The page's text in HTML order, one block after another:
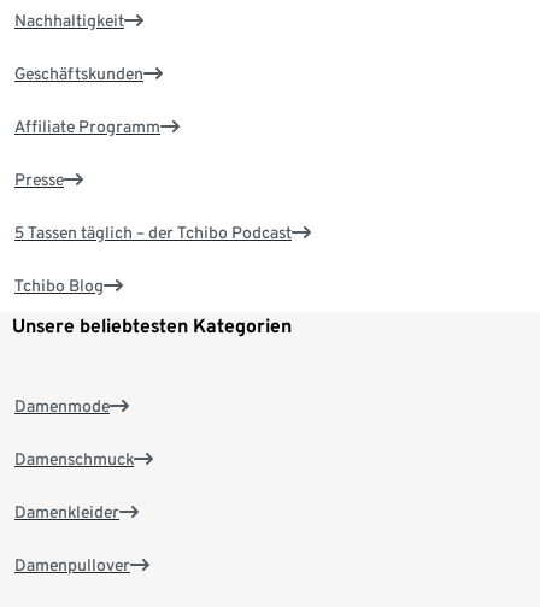
Nachhaltigkeit
Geschäftskunden
Affiliate Programm
Presse
5 Tassen täglich – der Tchibo Podcast
Tchibo Blog
Unsere beliebtesten Kategorien
Damenmode
Damenschmuck
Damenkleider
Damenpullover